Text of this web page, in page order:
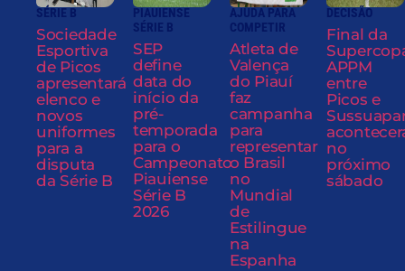
SÉRIE B
Sociedade
Esportiva
de Picos
apresentará
elenco e
novos
uniformes
para a
disputa
da Série B
PIAUIENSE
SÉRIE B
SEP
define
data do
início da
pré-
temporada
para o
Campeonato
Piauiense
Série B
2026
AJUDA PARA
COMPETIR
Atleta de
Valença
do Piauí
faz
campanha
para
representar
o Brasil
no
Mundial
de
Estilingue
na
Espanha
DECISÃO
Final da
APPM
entre
Picos e
no
próximo
sábado